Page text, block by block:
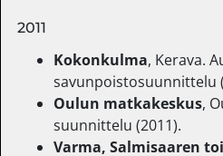
2011
Kokonkulma, Kerava.
savunpoistosuunnittelu
Oulun matkakeskus,
suunnittelu (2011).
Varma, Salmisaaren